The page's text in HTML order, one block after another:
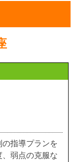
指導プランを
弱点の克服な